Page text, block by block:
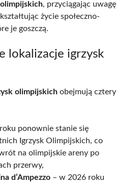
, przyciągając uwagę
życie społeczno-
je goszczą.
lokalizacje igrzysk
olimpijskich obejmują cztery
ponownie stanie się
Igrzysk Olimpijskich, co
na olimpijskie areny po
przerwy,
d’Ampezzo – w 2026 roku